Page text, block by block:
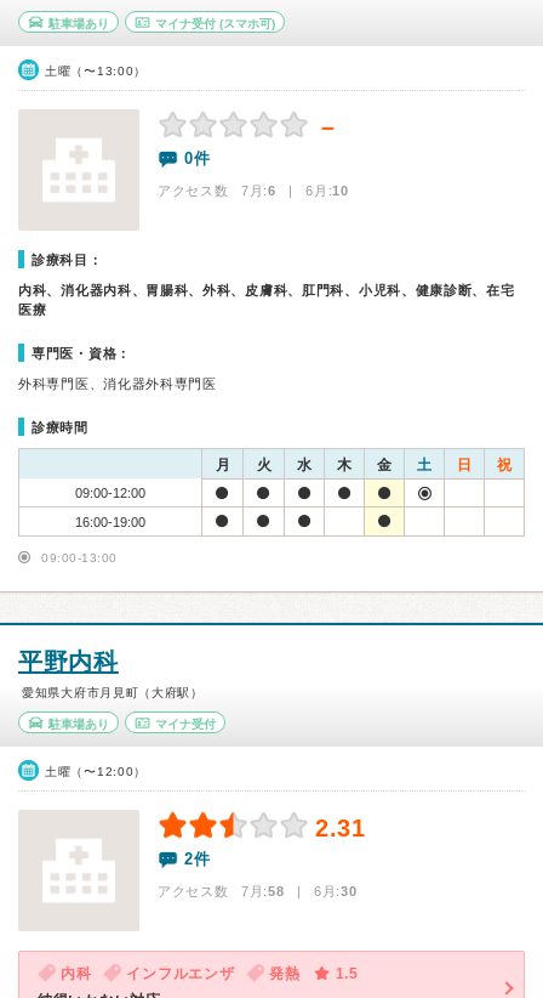
駐車場あり マイナ受付(スマホ可)
土曜（〜13:00）
－
0件
アクセス数 7月:6 | 6月:10
診療科目：
内科、消化器内科、胃腸科、外科、皮膚科、肛門科、小児科、健康診断、在宅
医療
専門医・資格：
外科専門医、消化器外科専門医
診療時間
月 火 水 木 金 土 日 祝
09:00-12:00
16:00-19:00
09:00-13:00
平野内科
愛知県大府市月見町（大府駅）
駐車場あり マイナ受付
土曜（〜12:00）
2.31
2件
アクセス数 7月:58 | 6月:30
内科 インフルエンザ 発熱
1.5